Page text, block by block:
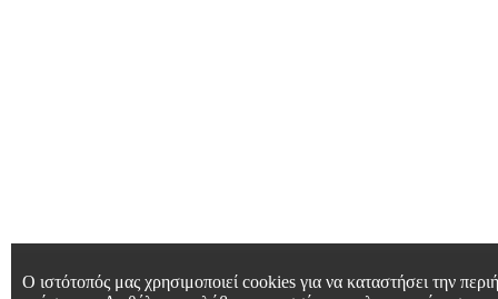
Ο ιστότοπός μας χρησιμοποιεί cookies για να καταστήσει την